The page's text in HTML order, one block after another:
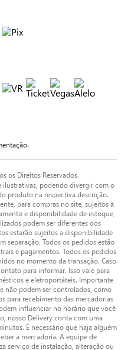
os Direitos Reservados.
podendo divergir com o
produto na respectiva descrição.
para compras no site, sujeitos à
e disponibilidade de estoque,
podem ser diferentes dos
estarão sujeitos a disponibilidade
separação. Todos os pedidos estão
e pagamentos. Todos os pedidos
no momento da transação. Caso
para informar. Isso vale para
e eletroportáteis. Importante
não podem ser controlados, como
para recebimento das mercadorias
influenciar no horário que você
nosso Delivery conta com uma
É necessário que haja alguém
a mercadoria. A equipe de
serviço de instalação, alteração ou